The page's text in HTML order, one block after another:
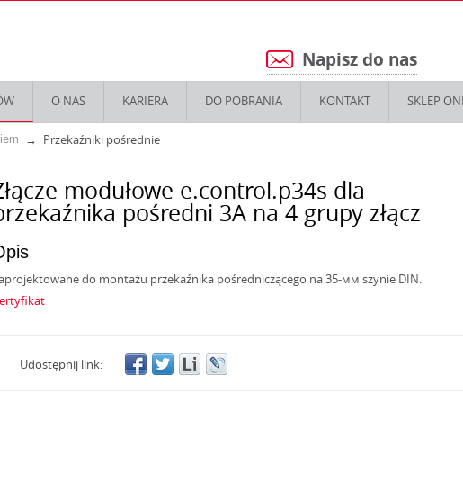
5 Napisz do nas
O NAS KARIERA DO POBRANIA KONTAKT SKLEP
Przekaźniki pośrednie
modułowe e.control.p34s dla
pośredni 3А na 4 grupy złącz
do montażu przekaźnika pośredniczącego na 35-мм szynie DIN.
Udostępnij link: